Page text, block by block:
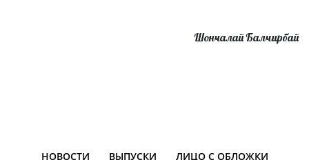
Шончалай Балчирбай
НОВОСТИ ВЫПУСКИ ЛИЦО С ОБЛОЖКИ